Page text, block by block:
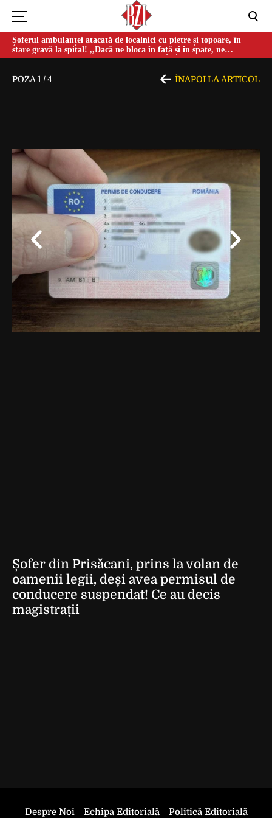
Șoferul ambulanței atacată de localnici cu pietre și topoare, în
stare gravă la spital! ,,Dacă ne bloca în față și în spate, ne
omorau…”
POZA 1 /4 ÎNAPOI LA ARTICOL
Șofer din Prisăcani, prins la volan de
oamenii legii, deși avea permisul de
conducere suspendat! Ce au decis
magistrații
Despre Noi Echipa Editorială
Politică Editorială